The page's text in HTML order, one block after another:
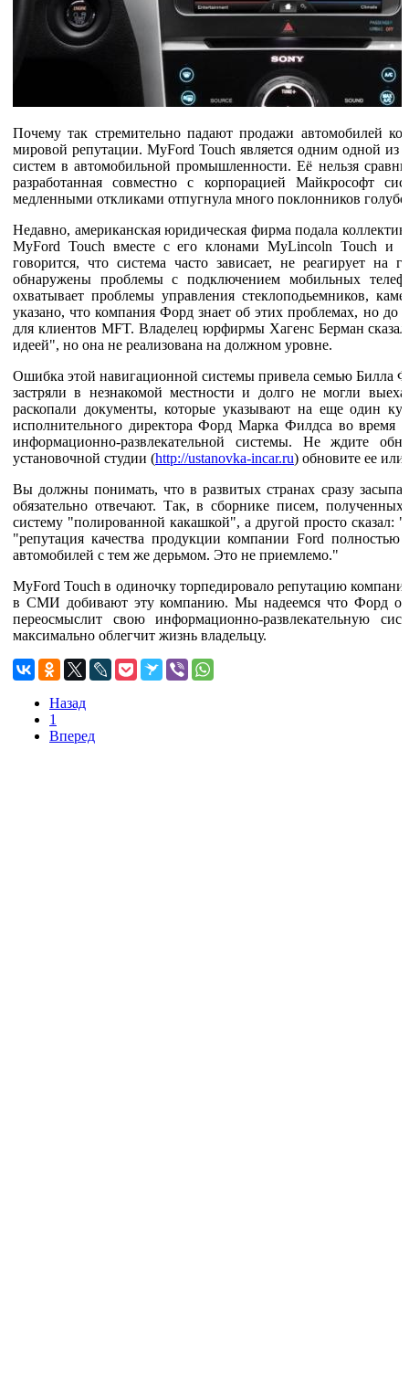
Почему так стремительно падают продажи автомобилей
мировой репутации. MyFord Touch является одним одной из
систем в автомобильной промышленности. Её нельзя
разработанная совместно с корпорацией Майкрософт
медленными откликами отпугнула много поклонников
Недавно, американская юридическая фирма подала
MyFord Touch вместе с его клонами MyLincoln Touch и
говорится, что система часто зависает, не реагирует
обнаружены проблемы с подключением мобильных
охватывает проблемы управления стеклоподьемников,
указано, что компания Форд знает об этих проблемах, но
для клиентов MFT. Владелец юрфирмы Хагенс Берман
идеей", но она не реализована на должном уровне.
Ошибка этой навигационной системы привела семью Билла
застряли в незнакомой местности и долго не могли
раскопали документы, которые указывают на еще один
исполнительного директора Форд Марка Филдса во время
информационно-развлекательной системы. Не ждите
установочной студии (http://ustanovka-incar.ru) обновите ее или
Вы должны понимать, что в развитых странах сразу
обязательно отвечают. Так, в сборнике писем,
систему "полированной какашкой", а другой просто
"репутация качества продукции компании Ford полностью
автомобилей с тем же дерьмом. Это не приемлемо."
MyFord Touch в одиночку торпедировало репутацию
в СМИ добивают эту компанию. Мы надеемся что Форд
переосмыслит свою информационно-развлекательную
максимально облегчит жизнь владельцу.
Назад
1
Вперед